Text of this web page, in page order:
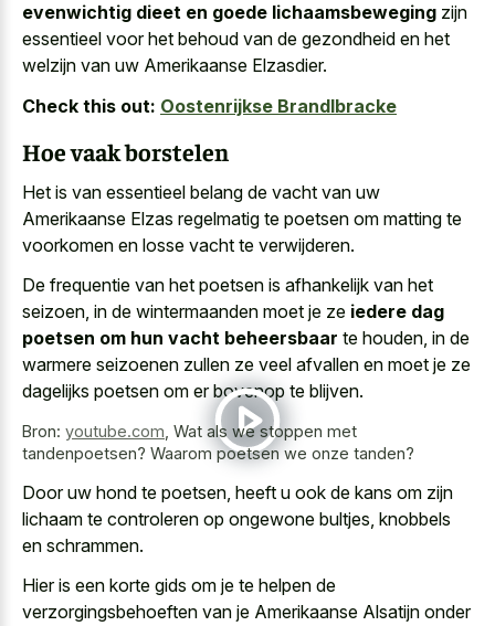
evenwichtig dieet en goede lichaamsbeweging zijn
essentieel voor het behoud van de gezondheid en het
welzijn van uw Amerikaanse Elzasdier.
Check this out: Oostenrijkse Brandlbracke
Hoe vaak borstelen
Het is van essentieel belang de vacht van uw
Amerikaanse Elzas regelmatig te poetsen om matting te
voorkomen en losse vacht te verwijderen.
De frequentie van het poetsen is afhankelijk van het
seizoen, in de wintermaanden moet je ze iedere dag
poetsen om hun vacht beheersbaar te houden, in de
warmere seizoenen zullen ze veel afvallen en moet je ze
dagelijks poetsen om er bovenop te blijven.
Bron: youtube.com, Wat als we stoppen met
tandenpoetsen? Waarom poetsen we onze tanden?
Door uw hond te poetsen, heeft u ook de kans om zijn
lichaam te controleren op ongewone bultjes, knobbels
en schrammen.
Hier is een korte gids om je te helpen de
verzorgingsbehoeften van je Amerikaanse Alsatijn onder